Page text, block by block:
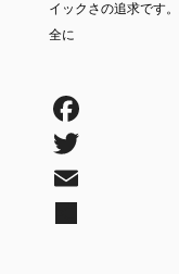
イックさの追求です
全に